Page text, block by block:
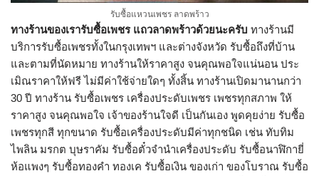
รับซื้อแหวนเพชร ลาดพร้าว
ทางร้านของเรารับซื้อเพชร แถวลาดพร้าวด้วยนะครับ ทางร้านมี
บริการรับซื้อเพชรทั้งในกรุงเทพฯ และต่างจังหวัด รับซื้อถึงที่บ้าน
และตามที่นัดหมาย ทางร้านให้ราคาสูง จนคุณพอใจแน่นอน ประ
เมิณราคาให้ฟรี ไม่มีค่าใช้จ่ายใดๆ ทั้งสิ้น ทางร้านเปิดมานานกว่า
30 ปี ทางร้าน รับซื้อเพชร เครื่องประดับเพชร เพชรทุกสภาพ ให้
ราคาสูง จนคุณพอใจ เจ้าของร้านใจดี เป็นกันเอง พูดคุยง่าย รับซื้อ
เพชรทุกสี ทุกขนาด รับซื้อเครื่องประดับมีค่าทุกชนิด เช่น ทับทิม
ไพลิน มรกต บุษราคัม รับซื้อตั๋วจำนำเครื่องประดับ รับซื้อนาฬิกายี่
ห้อแพงๆ รับซื้อทองคำ ทองเค รับซื้อเงิน ของเก่า ของโบราณ รับซื้อ